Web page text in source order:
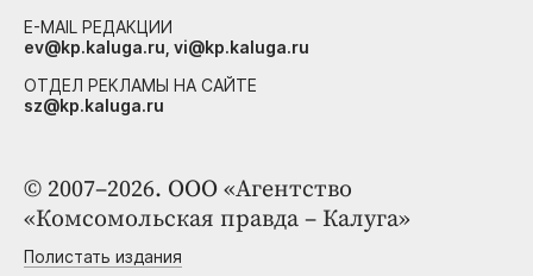
© 2007–2026. ООО «Агентство
«Комсомольская правда – Калуга»
Полистать издания
E-MAIL РЕДАКЦИИ
ev@kp.kaluga.ru, vi@kp.kaluga.ru
ОТДЕЛ РЕКЛАМЫ НА САЙТЕ
sz@kp.kaluga.ru